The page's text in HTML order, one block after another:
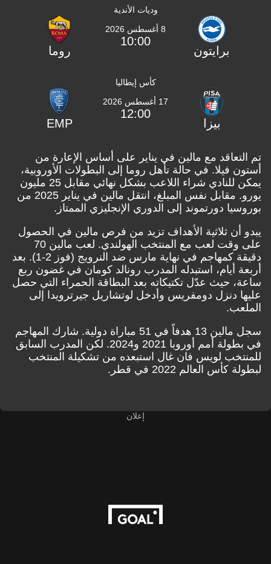
وديات الأندية
برايتون
8 أغسطس 2026
10:00
روما
كأس إيطاليا
بيزا
17 أغسطس 2026
12:00
EMP
تم التعاقد مع مالين في يناير على أساس الإعارة من
أستون فيلا. في حالة تأهل روما إلى البطولات الأوروبية،
يمكن للنادي شراء اللاعب بشكل نهائي مقابل 25 مليون
يورو. مقابل نفس المبلغ، انتقل مالين في يناير 2025 من
بوروسيا دورتموند إلى الدوري الإنجليزي الممتاز.
يبدو أن ثلاثية الأهداف تزيد من فرص مالين في الحصول
على وقت لعب مع المنتخب الهولندي. لعب مالين 70
دقيقة كمهاجم في نهاية مارس ضد النرويج (فوز 2-1). بعد
أربعة أيام، استبدله المدرب رونالد كومان في غضون ربع
ساعة، حيث عدّل تكتيكاته بعد البطاقة الحمراء التي حصل
عليها دنزل دومفريس وأدخل لوتشاريل جيرترويدا إلى
الملعب.
سجل مالين 13 هدفاً في 51 مباراة دولية. شارك المهاجم
في بطولة أمم أوروبا 2021 و2024. لكن المدرب السابق
للمنتخب لويس فان غال استبعده من تشكيلة المنتخب
لبطولة كأس العالم 2022 في قطر.
إعلان